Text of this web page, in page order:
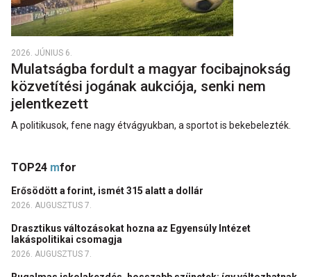
2026. JÚNIUS 6.
Mulatságba fordult a magyar focibajnokság
közvetítési jogának aukciója, senki nem
jelentkezett
A politikusok, fene nagy étvágyukban, a sportot is bekebelezték.
TOP24 mfor
Erősödött a forint, ismét 315 alatt a dollár
2026. AUGUSZTUS 7.
Drasztikus változásokat hozna az Egyensúly Intézet
lakáspolitikai csomagja
2026. AUGUSZTUS 7.